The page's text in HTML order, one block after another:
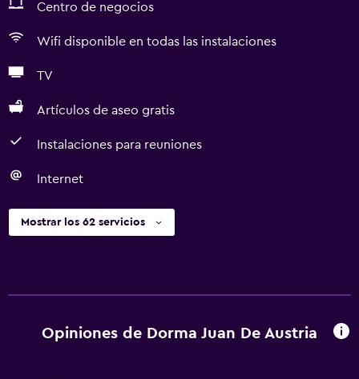
Centro de negocios
Wifi disponible en todas las instalaciones
TV
Artículos de aseo gratis
Instalaciones para reuniones
Internet
Mostrar los 62 servicios
Opiniones de Dorma Juan De Austria